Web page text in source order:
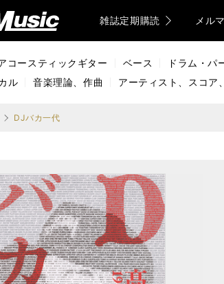
雑誌定期購読 メル
コースティックギター ベース ドラム・パ
ル
音楽理論、作曲 アーティスト、スコア
DJバカ一代